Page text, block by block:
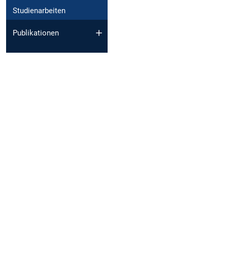
Studienarbeiten
Publikationen